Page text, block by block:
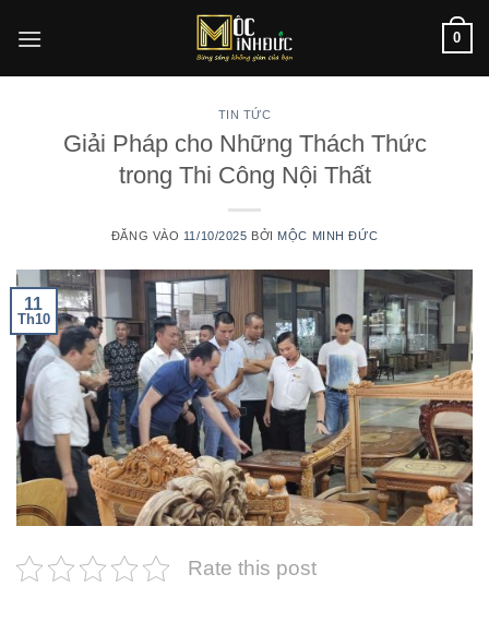
qua
0
TIN TỨC
Giải Pháp cho Những Thách Thức
trong Thi Công Nội Thất
ĐĂNG VÀO 11/10/2025 BỞI MỘC MINH ĐỨC
11
Th10
Rate this post